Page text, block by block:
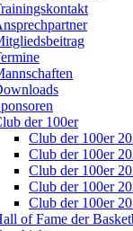
der 100er
Club der 100er
Club der 100er
Club der 100er
Club der 100er
Club der 100er
of Fame der